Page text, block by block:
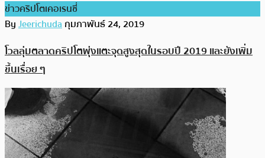
ข่าวคริปโตเคอเรนซี่
ByJeerichudaกุมภาพันธ์ 24, 2019
โวลลุ่มตลาดคริปโตพุ่งแตะจุดสูงสุดในรอบปี 2019 และยังเพิ่ม
ขึ้นเรื่อย ๆ